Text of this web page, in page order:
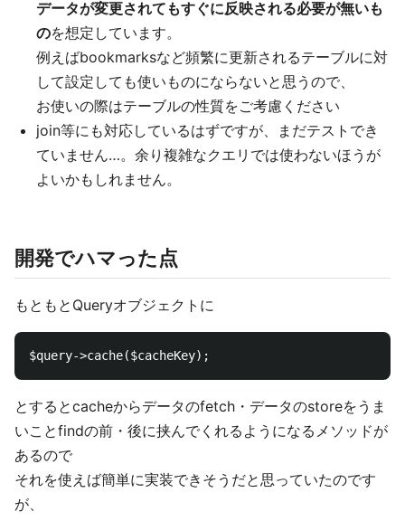
データが変更されてもすぐに反映される必要が無いも
のを想定しています。
例えばbookmarksなど頻繁に更新されるテーブルに対
して設定しても使いものにならないと思うので、
お使いの際はテーブルの性質をご考慮ください
join等にも対応しているはずですが、まだテストでき
ていません…。余り複雑なクエリでは使わないほうが
よいかもしれません。
開発でハマった点
もともとQueryオブジェクトに
とするとcacheからデータのfetch・データのstoreをうま
いことfindの前・後に挟んでくれるようになるメソッドが
あるので
それを使えば簡単に実装できそうだと思っていたのです
が、